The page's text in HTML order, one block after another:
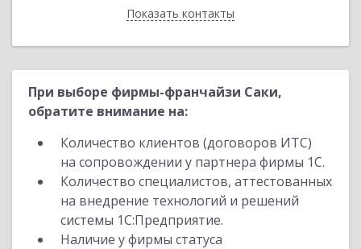
Показать контакты
Назад
При выборе фирмы-франчайзи Саки,
обратите внимание на:
Количество клиентов (договоров ИТС)
на сопровождении у партнера фирмы 1С.
Количество специалистов, аттестованных
на внедрение технологий и решений
системы 1С:Предприятие.
Наличие у фирмы статуса